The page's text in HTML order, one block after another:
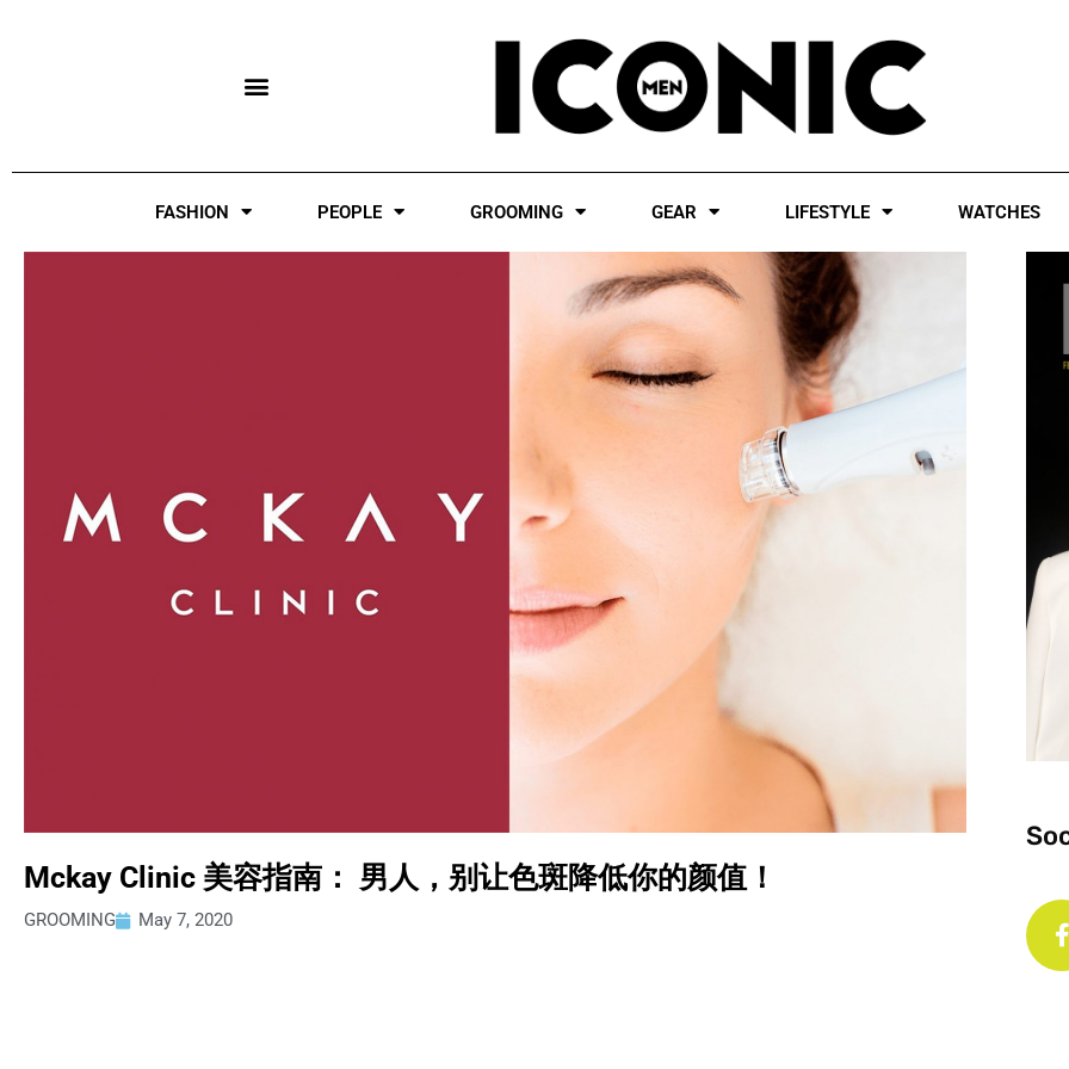
FASHION PEOPLE GROOMING GEAR LIFESTYLE WATCHES
Mckay Clinic 美容指南： 男人，别让色斑降低你的颜值！
GROOMING May 7, 2020
c